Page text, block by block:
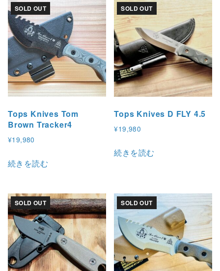
SOLD OUT
Tops Knives Tom
Brown Tracker4
¥19,980
続きを読む
SOLD OUT
Tops Knives D FLY 4.5
¥19,980
続きを読む
SOLD OUT SOLD OUT